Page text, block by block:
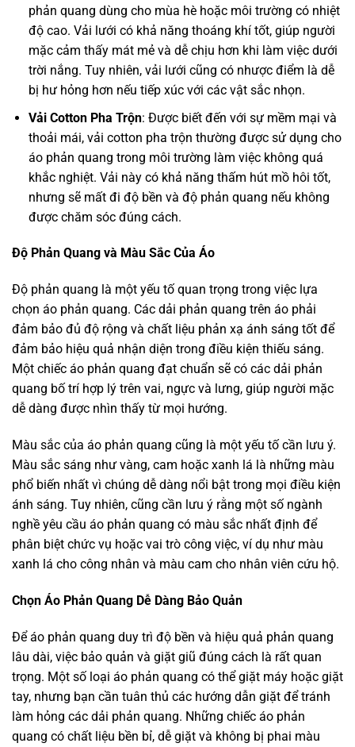
phản quang dùng cho mùa hè hoặc môi trường có nhiệt
độ cao. Vải lưới có khả năng thoáng khí tốt, giúp người
mặc cảm thấy mát mẻ và dễ chịu hơn khi làm việc dưới
trời nắng. Tuy nhiên, vải lưới cũng có nhược điểm là dễ
bị hư hỏng hơn nếu tiếp xúc với các vật sắc nhọn.
Vải Cotton Pha Trộn: Được biết đến với sự mềm mại và
thoải mái, vải cotton pha trộn thường được sử dụng cho
áo phản quang trong môi trường làm việc không quá
khắc nghiệt. Vải này có khả năng thấm hút mồ hôi tốt,
nhưng sẽ mất đi độ bền và độ phản quang nếu không
được chăm sóc đúng cách.
Độ Phản Quang và Màu Sắc Của Áo
Độ phản quang là một yếu tố quan trọng trong việc lựa
chọn áo phản quang. Các dải phản quang trên áo phải
đảm bảo đủ độ rộng và chất liệu phản xạ ánh sáng tốt để
đảm bảo hiệu quả nhận diện trong điều kiện thiếu sáng.
Một chiếc áo phản quang đạt chuẩn sẽ có các dải phản
quang bố trí hợp lý trên vai, ngực và lưng, giúp người mặc
dễ dàng được nhìn thấy từ mọi hướng.
Màu sắc của áo phản quang cũng là một yếu tố cần lưu ý.
Màu sắc sáng như vàng, cam hoặc xanh lá là những màu
phổ biến nhất vì chúng dễ dàng nổi bật trong mọi điều kiện
ánh sáng. Tuy nhiên, cũng cần lưu ý rằng một số ngành
nghề yêu cầu áo phản quang có màu sắc nhất định để
phân biệt chức vụ hoặc vai trò công việc, ví dụ như màu
xanh lá cho công nhân và màu cam cho nhân viên cứu hộ.
Chọn Áo Phản Quang Dễ Dàng Bảo Quản
Để áo phản quang duy trì độ bền và hiệu quả phản quang
lâu dài, việc bảo quản và giặt giũ đúng cách là rất quan
trọng. Một số loại áo phản quang có thể giặt máy hoặc giặt
tay, nhưng bạn cần tuân thủ các hướng dẫn giặt để tránh
làm hỏng các dải phản quang. Những chiếc áo phản
quang có chất liệu bền bỉ, dễ giặt và không bị phai màu